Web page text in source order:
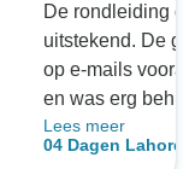
De rondleiding
uitstekend. De
op e-mails
en was erg
chauffeur deden
Lees meer
04 Dagen Lahore